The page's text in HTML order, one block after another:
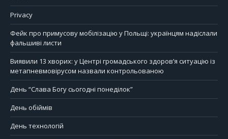
Privacy
Фейк про примусову мобілізацію у Польщі: українцям надіслали
фальшиві листи
Виявили 13 хворих: у Центрі громадського здоров’я ситуацію із
метапневмовірусом назвали контрольованою
День “Слава Богу сьогодні понеділок”
День обіймів
День технологій